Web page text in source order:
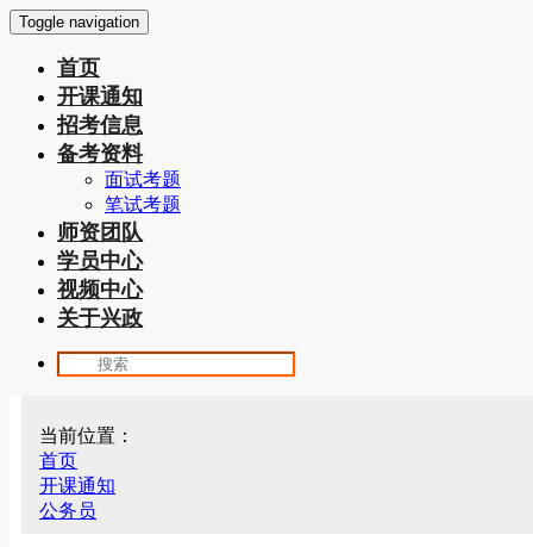
Toggle navigation
首页
开课通知
招考信息
备考资料
面试考题
笔试考题
师资团队
学员中心
视频中心
关于兴政
当前位置：
首页
开课通知
公务员